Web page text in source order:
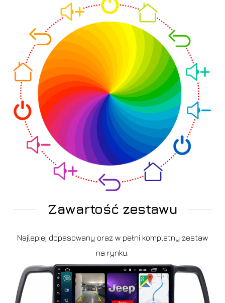
Zawartość zestawu
Najlepiej dopasowany oraz w pełni kompletny zestaw
na rynku.